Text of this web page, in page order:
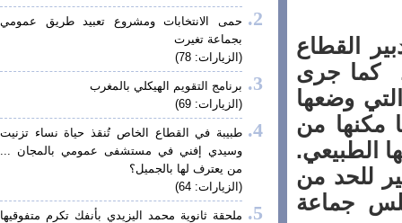
القطاع
جرى
وضعها
من
الطبيعي.
للحد من
جماعة
حمى الانتخابات ومشروع تعبيد طريق عمومي
بجماعة تغيرت
(الزيارات: 78)
برنامج التقويم الهيكلي بالمغرب
(الزيارات: 69)
طبيبة في القطاع الخاص تُنقذ حياة نساء تزنيت
وسيدي إفني في مستشفى عمومي بالمجان ...
من يعترف لها بالجميل؟
(الزيارات: 64)
ملحقة ثانوية محمد اليزيدي بأنفك تكرم متفوقيها